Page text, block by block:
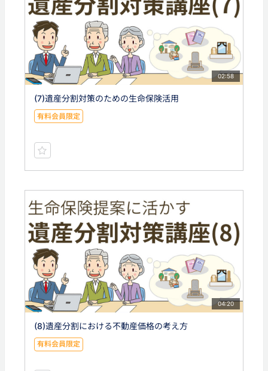
02:58
(7)遺産分割対策のための生命保険活用
有料会員限定
04:20
(8)遺産分割における不動産価格の考え方
有料会員限定